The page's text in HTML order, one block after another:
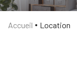
AGENCE
VENTES
Accueil Location